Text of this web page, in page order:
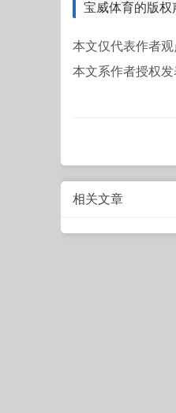
宝威体育的版权
本文仅代表作者观
本文系作者授权发
相关文章